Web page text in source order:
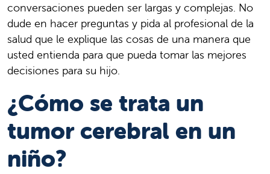
conversaciones pueden ser largas y complejas. No
dude en hacer preguntas y pida al profesional de la
salud que le explique las cosas de una manera que
usted entienda para que pueda tomar las mejores
decisiones para su hijo.
¿Cómo se trata un
tumor cerebral en un
niño?